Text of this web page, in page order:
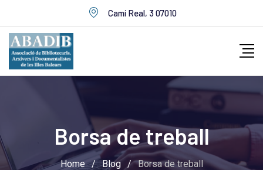
to
content
Camí Real, 3 07010
Borsa de treball
Home / Blog / Borsa de treball